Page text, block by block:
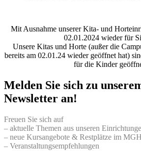
Mit Ausnahme unserer Kita- und
02.01.2024 wieder für
Unsere Kitas und Horte (außer die
bereits am 02.01.24 wieder geöffnet hat)
für die Kinder
Melden Sie sich zu
Newsletter an!
Freuen Sie sich auf
– aktuelle Themen aus unseren
– neue Kursangebote & Restplätze im MGH
– Veranstaltungsempfehlungen